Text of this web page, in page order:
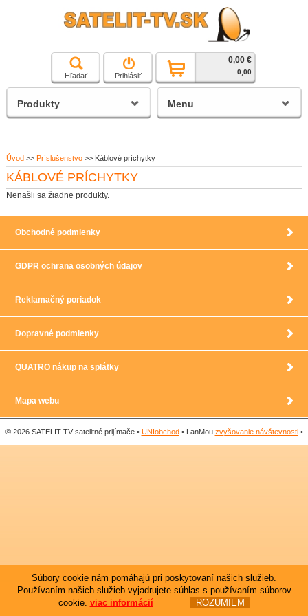
čierna a biela technika
satelitné prijímače
Hľadať Prihlásiť
0,00 €
0,00
Úvod >> Príslušenstvo >> Káblové príchytky
KÁBLOVÉ PRÍCHYTKY
Nenašli sa žiadne produkty.
Produkty
Obchodné podmienky
GDPR ochrana osobných údajov
Reklamačný poriadok
Dopravné podmienky
QUATRO nákup na splátky
Mapa webu
© 2026 SATELIT-TV satelitné prijímače • UNIobchod• LanMou zvyšovanie návštevnosti•
Menu
Súbory cookie nám pomáhajú pri poskytovaní našich služieb.
Používaním našich služieb vyjadrujete súhlas s používaním súborov
cookie. viac informácií ROZUMIEM